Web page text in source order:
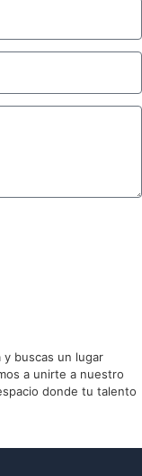
y buscas un lugar
a unirte a nuestro
donde tu talento